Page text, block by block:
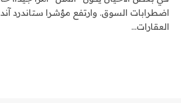
العقارات…